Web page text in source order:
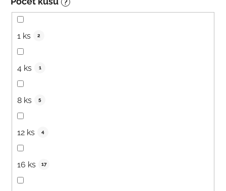
?
1 ks 2
4 ks 1
8 ks 5
12 ks 4
16 ks 17